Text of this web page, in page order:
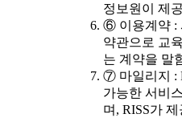
정보원이 제
⑥ 이용계약 :
약관으로 교
는 계약을 말
⑦ 마일리지 :
가능한 서비
며, RISS가